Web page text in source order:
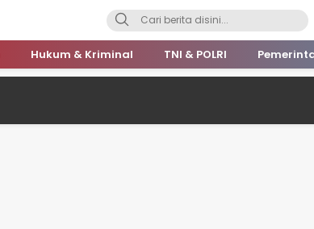
Hukum & Kriminal TNI & POLRI